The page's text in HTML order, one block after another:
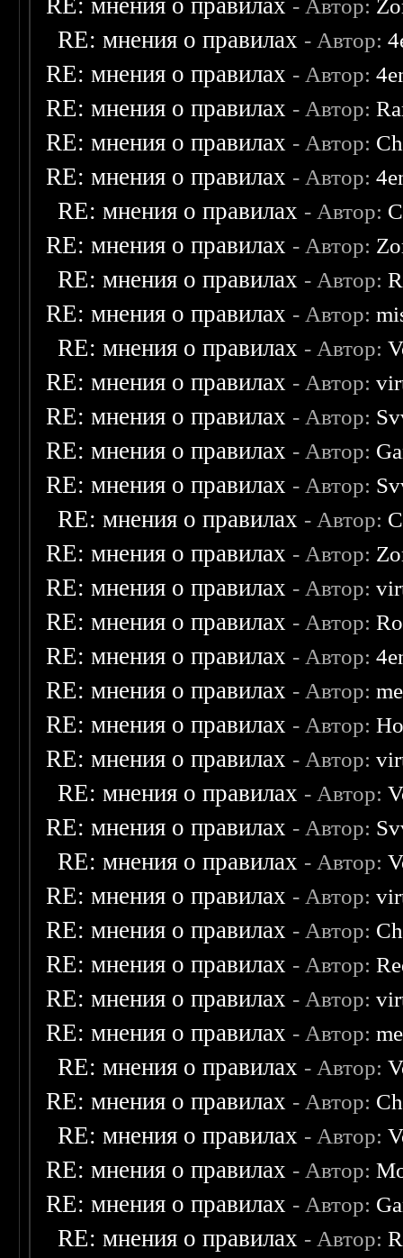
RE: мнения о правилах - Автор:
RE: мнения о правилах - Автор:
RE: мнения о правилах - Автор:
RE: мнения о правилах - Автор:
RE: мнения о правилах - Автор:
RE: мнения о правилах - Автор:
RE: мнения о правилах - Автор:
RE: мнения о правилах - Автор:
RE: мнения о правилах - Автор:
RE: мнения о правилах - Автор:
RE: мнения о правилах - Автор:
RE: мнения о правилах - Автор:
RE: мнения о правилах - Автор:
RE: мнения о правилах - Автор:
RE: мнения о правилах - Автор:
RE: мнения о правилах - Автор:
RE: мнения о правилах - Автор:
RE: мнения о правилах - Автор:
RE: мнения о правилах - Автор:
RE: мнения о правилах - Автор:
RE: мнения о правилах - Автор:
RE: мнения о правилах - Автор:
RE: мнения о правилах - Автор:
RE: мнения о правилах - Автор:
RE: мнения о правилах - Автор:
RE: мнения о правилах - Автор:
RE: мнения о правилах - Автор:
RE: мнения о правилах - Автор:
RE: мнения о правилах - Автор:
RE: мнения о правилах - Автор:
RE: мнения о правилах - Автор:
RE: мнения о правилах - Автор:
RE: мнения о правилах - Автор:
RE: мнения о правилах - Автор:
RE: мнения о правилах - Автор:
RE: мнения о правилах - Автор:
RE: мнения о правилах - Автор: